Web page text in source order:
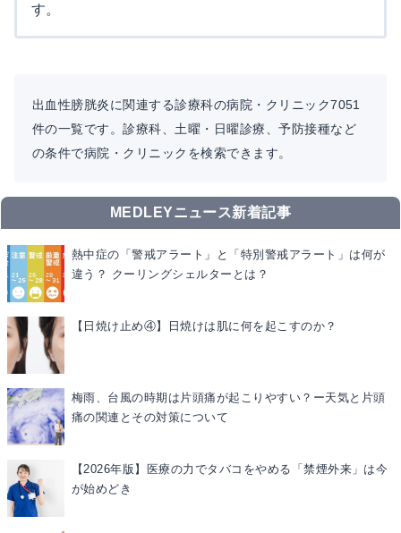
す。
出血性膀胱炎に関連する診療科の病院・クリニック7051
件の一覧です。診療科、土曜・日曜診療、予防接種など
の条件で病院・クリニックを検索できます。
MEDLEYニュース新着記事
熱中症の「警戒アラート」と「特別警戒アラート」は何が
違う？ クーリングシェルターとは？
【日焼け止め④】日焼けは肌に何を起こすのか？
梅雨、台風の時期は片頭痛が起こりやすい？ー天気と片頭
痛の関連とその対策について
【2026年版】医療の力でタバコをやめる「禁煙外来」は今
が始めどき